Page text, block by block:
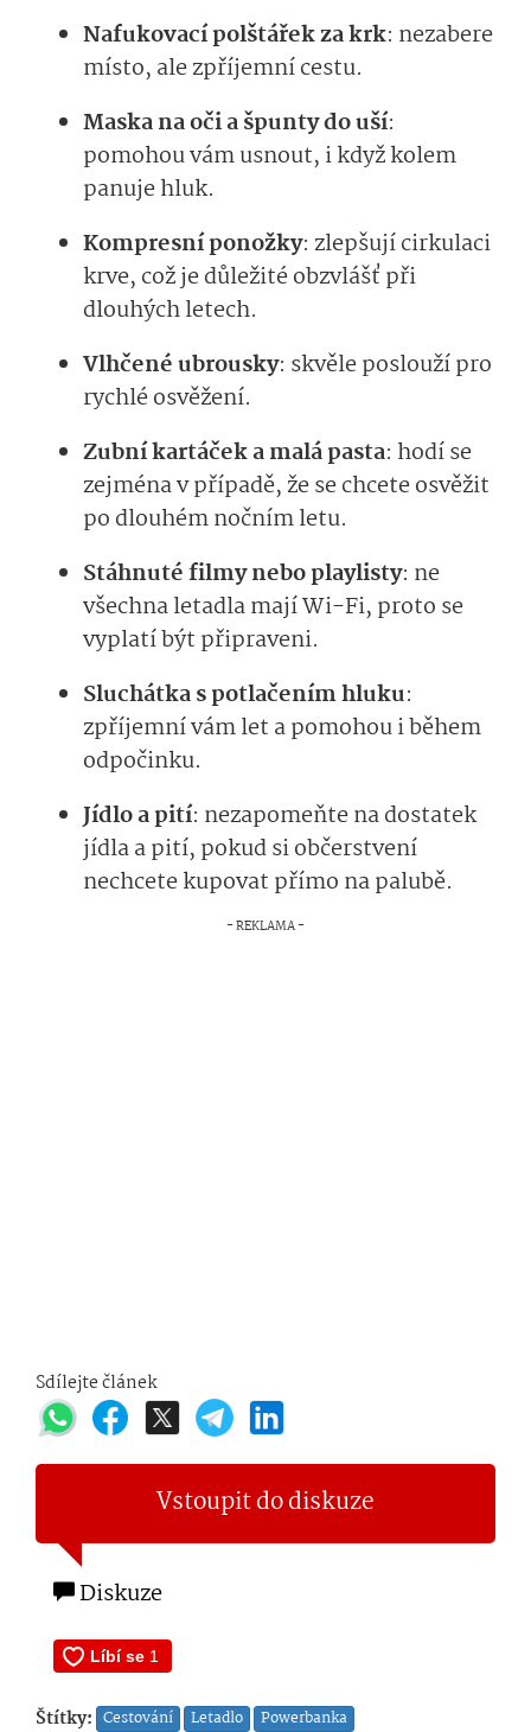
Nafukovací polštářek za krk: nezabere
místo, ale zpříjemní cestu.
Maska na oči a špunty do uší:
pomohou vám usnout, i když kolem
panuje hluk.
Kompresní ponožky: zlepšují cirkulaci
krve, což je důležité obzvlášť při
dlouhých letech.
Vlhčené ubrousky: skvěle poslouží pro
rychlé osvěžení.
Zubní kartáček a malá pasta: hodí se
zejména v případě, že se chcete osvěžit
po dlouhém nočním letu.
Stáhnuté filmy nebo playlisty: ne
všechna letadla mají Wi-Fi, proto se
vyplatí být připraveni.
Sluchátka s potlačením hluku:
zpříjemní vám let a pomohou i během
odpočinku.
Jídlo a pití: nezapomeňte na dostatek
jídla a pití, pokud si občerstvení
nechcete kupovat přímo na palubě.
Sdílejte článek
Vstoupit do diskuze
Diskuze
Štítky: Cestování Letadlo Powerbanka